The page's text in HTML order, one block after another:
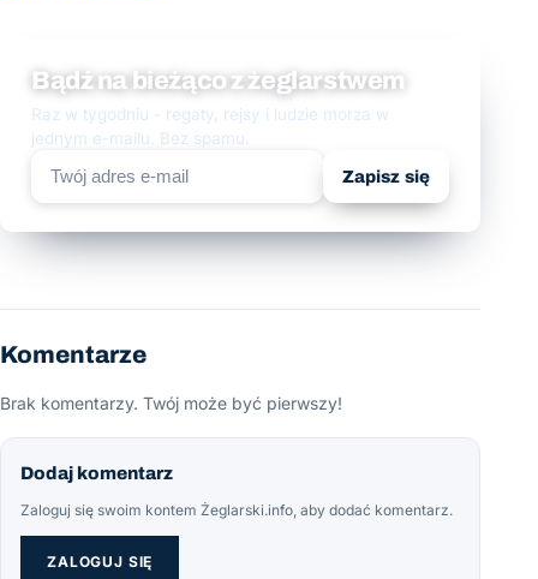
Bądź na bieżąco z żeglarstwem
Raz w tygodniu - regaty, rejsy i ludzie morza w
jednym e-mailu. Bez spamu.
Zapisz się
Komentarze
Brak komentarzy. Twój może być pierwszy!
Dodaj komentarz
Zaloguj się swoim kontem Żeglarski.info, aby dodać komentarz.
ZALOGUJ SIĘ